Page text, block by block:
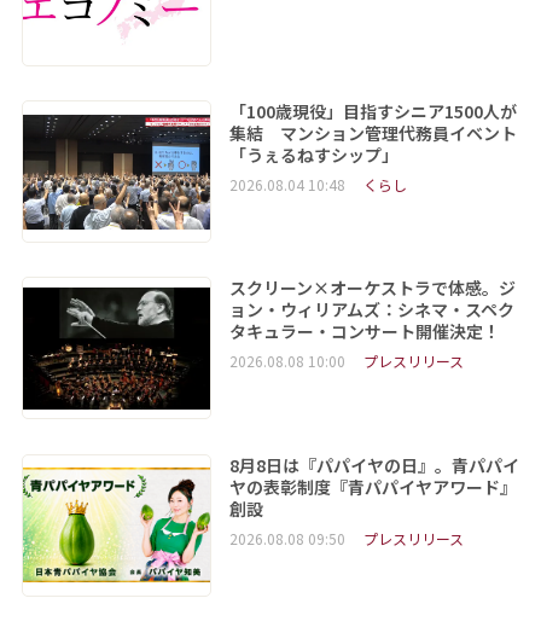
「100歳現役」目指すシニア1500人が
集結 マンション管理代務員イベント
「うぇるねすシップ」
2026.08.04 10:48 くらし
スクリーン×オーケストラで体感。ジ
ョン・ウィリアムズ：シネマ・スペク
タキュラー・コンサート開催決定！
2026.08.08 10:00 プレスリリース
8月8日は『パパイヤの日』。青パパイ
ヤの表彰制度『青パパイヤアワード』
創設
2026.08.08 09:50 プレスリリース